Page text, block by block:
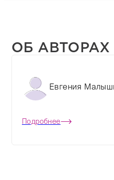
ОБ АВТОРАХ
Евгения
Подробнее